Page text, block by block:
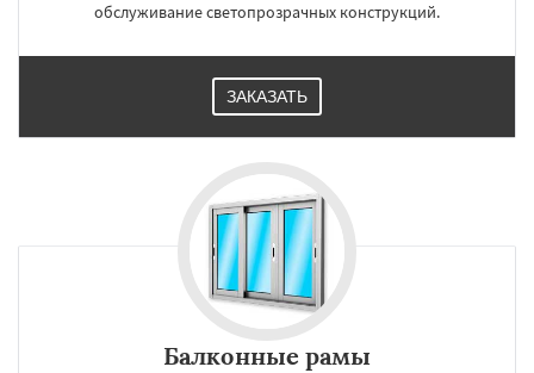
обслуживание светопрозрачных конструкций.
ЗАКАЗАТЬ
Балконные рамы